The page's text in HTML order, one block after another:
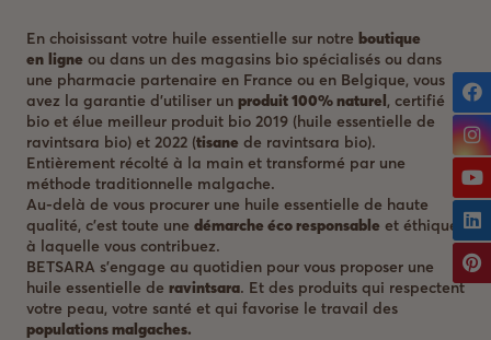
En choisissant votre huile essentielle sur notre boutique
en ligne ou dans un des magasins bio spécialisés ou dans
une pharmacie partenaire en France ou en Belgique, vous
avez la garantie d’utiliser un produit 100% naturel, certifié
bio et élue meilleur produit bio 2019 (huile essentielle de
ravintsara bio) et 2022 (tisane de ravintsara bio).
Entièrement récolté à la main et transformé par une
méthode traditionnelle malgache.
Au-delà de vous procurer une huile essentielle de haute
qualité, c’est toute une démarche éco responsable et éthique
à laquelle vous contribuez.
BETSARA s’engage au quotidien pour vous proposer une
huile essentielle de ravintsara. Et des produits qui respectent
votre peau, votre santé et qui favorise le travail des
populations malgaches.